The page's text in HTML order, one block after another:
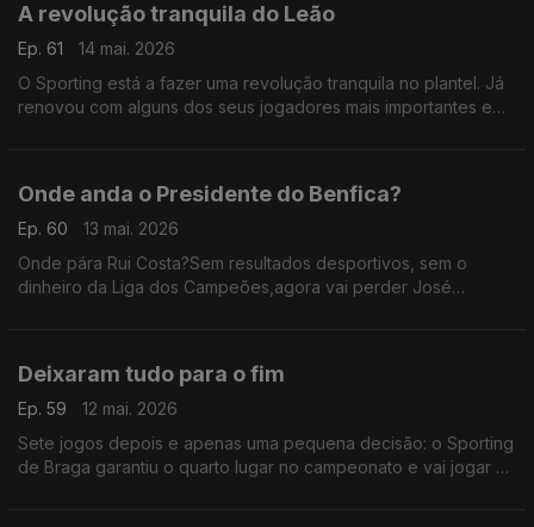
A revolução tranquila do Leão
Ep. 61
14 mai. 2026
O Sporting está a fazer uma revolução tranquila no plantel. Já
renovou com alguns dos seus jogadores mais importantes e
Onde anda o Presidente do Benfica?
Ep. 60
13 mai. 2026
Onde pára Rui Costa?Sem resultados desportivos, sem o
dinheiro da Liga dos Campeões,agora vai perder José
Deixaram tudo para o fim
Ep. 59
12 mai. 2026
Sete jogos depois e apenas uma pequena decisão: o Sporting
de Braga garantiu o quarto lugar no campeonato e vai jogar as